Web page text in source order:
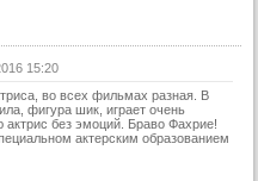
15:20
во всех фильмах разная. В
фигура шик, играет очень
без эмоций. Браво Фахрие!
актерским образованием